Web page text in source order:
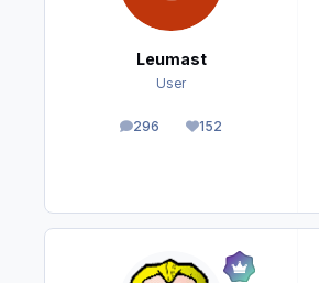
Leumast
User
296
Beiträge 152
Reputation